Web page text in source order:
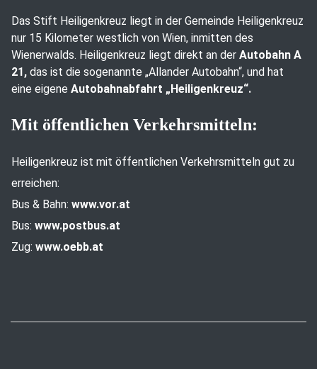
Das Stift Heiligenkreuz liegt in der Gemeinde Heiligenkreuz
nur 15 Kilometer westlich von Wien, inmitten des
Wienerwalds. Heiligenkreuz liegt direkt an der Autobahn A
21, das ist die sogenannte „Allander Autobahn“, und hat
eine eigene Autobahnabfahrt „Heiligenkreuz“.
Mit öffentlichen Verkehrsmitteln:
Heiligenkreuz ist mit öffentlichen Verkehrsmitteln gut zu
erreichen:
Bus & Bahn: www.vor.at
Bus: www.postbus.at
Zug: www.oebb.at